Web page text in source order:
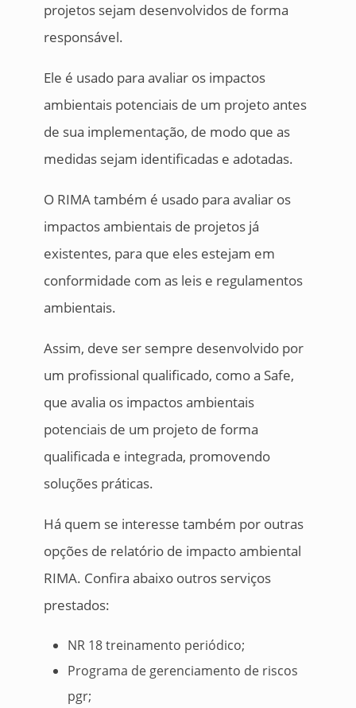
projetos sejam desenvolvidos de forma
responsável.
Ele é usado para avaliar os impactos
ambientais potenciais de um projeto antes
de sua implementação, de modo que as
medidas sejam identificadas e adotadas.
O RIMA também é usado para avaliar os
impactos ambientais de projetos já
existentes, para que eles estejam em
conformidade com as leis e regulamentos
ambientais.
Assim, deve ser sempre desenvolvido por
um profissional qualificado, como a Safe,
que avalia os impactos ambientais
potenciais de um projeto de forma
qualificada e integrada, promovendo
soluções práticas.
Há quem se interesse também por outras
opções de relatório de impacto ambiental
RIMA. Confira abaixo outros serviços
prestados:
NR 18 treinamento periódico;
Programa de gerenciamento de riscos
pgr;